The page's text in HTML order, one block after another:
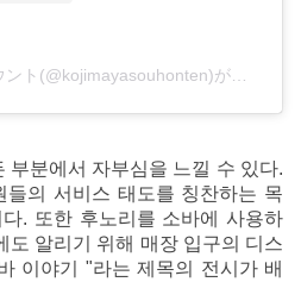
小嶋屋総本店＠公式アカウント(@kojimayasouhonten)がシェアした投稿
부분에서 자부심을 느낄 수 있다.
들의 서비스 태도를 칭찬하는 목
. 또한 후노리를 소바에 사용하
도 알리기 위해 매장 입구의 디스
이야기 "라는 제목의 전시가 배